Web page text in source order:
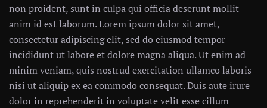
non proident, sunt in culpa qui officia deserunt mollit
anim id est laborum. Lorem ipsum dolor sit amet,
consectetur adipiscing elit, sed do eiusmod tempor
incididunt ut labore et dolore magna aliqua. Ut enim ad
minim veniam, quis nostrud exercitation ullamco laboris
nisi ut aliquip ex ea commodo consequat. Duis aute irure
dolor in reprehenderit in voluptate velit esse cillum